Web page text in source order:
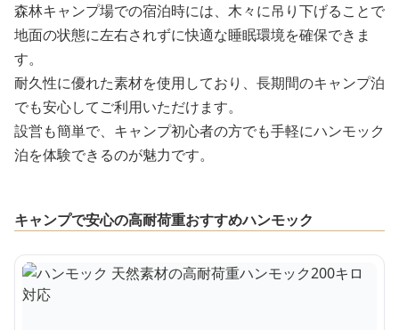
森林キャンプ場での宿泊時には、木々に吊り下げることで
地面の状態に左右されずに快適な睡眠環境を確保できま
す。
耐久性に優れた素材を使用しており、長期間のキャンプ泊
でも安心してご利用いただけます。
設営も簡単で、キャンプ初心者の方でも手軽にハンモック
泊を体験できるのが魅力です。
キャンプで安心の高耐荷重おすすめハンモック